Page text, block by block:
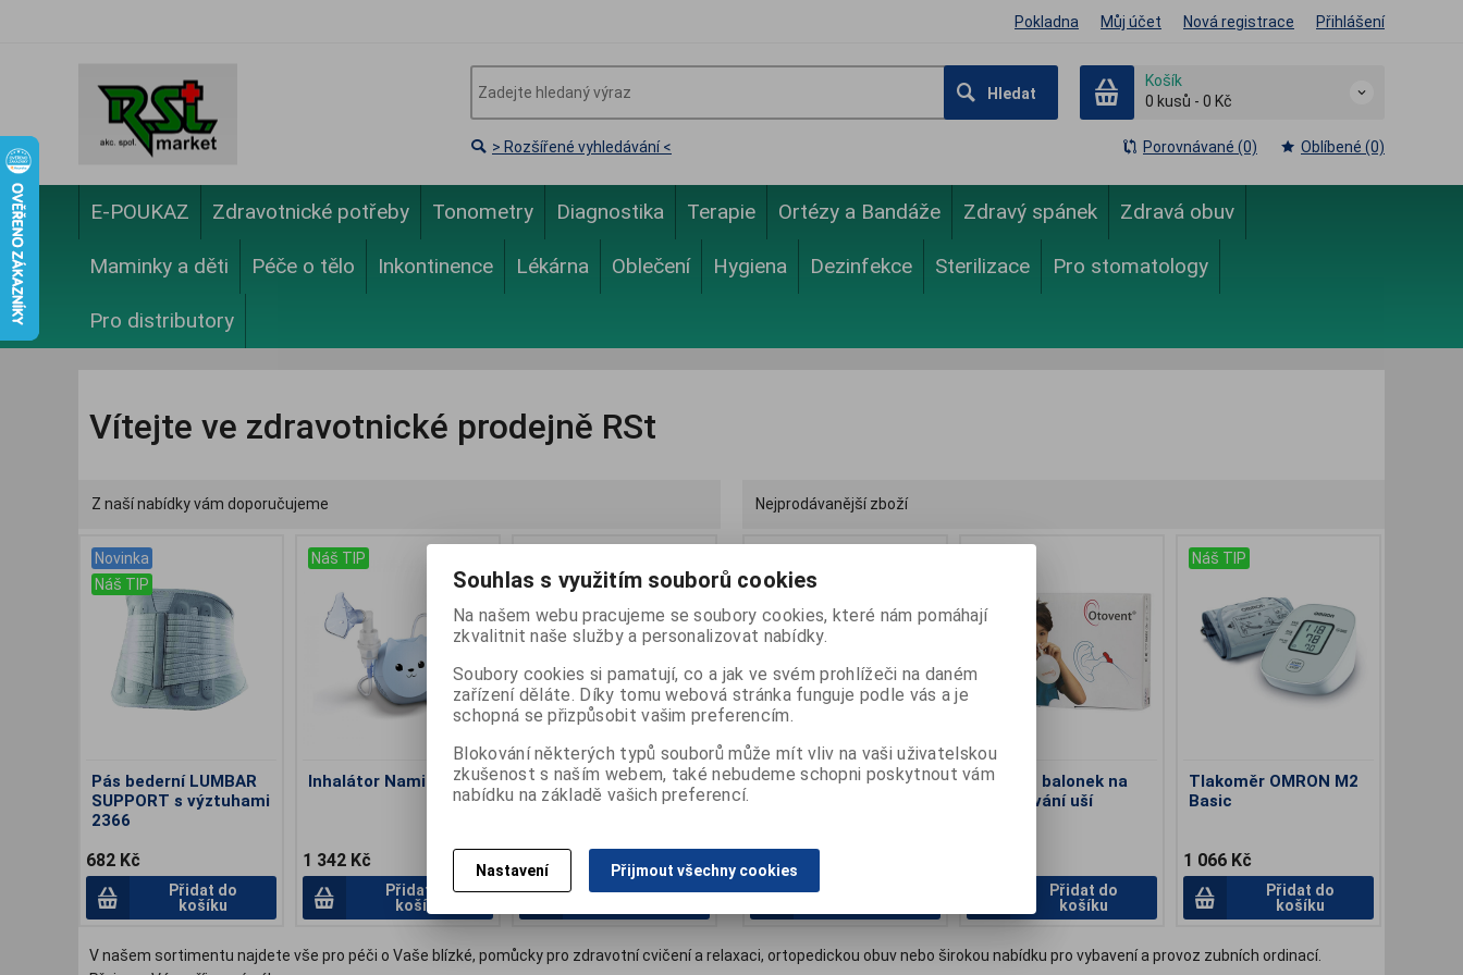
Pokladna Můj účet Nová registrace Přihlášení
Hledat
Košík
0 kusů - 0 Kč
> Rozšířené vyhledávání < Porovnávané (0) Oblíbené (0)
E-POUKAZ Zdravotnické potřeby Tonometry Diagnostika Terapie Ortézy a Bandáže Zdravý spánek Zdravá obuv
Maminky a děti Péče o tělo Inkontinence Lékárna Oblečení Hygiena Dezinfekce Sterilizace Pro stomatology
Pro distributory
Vítejte ve zdravotnické prodejně RSt
Z naší nabídky vám doporučujeme
Novinka
Náš TIP
Pás bederní LUMBAR
SUPPORT s výztuhami
2366
682 Kč
Přidat do
košíku
Náš TIP
Inhalátor Nami CAT
1 342 Kč
Přidat do
košíku
Náš TIP
Chodítko čtyřkolové
skládací 101
3 408 Kč
Přidat do
Nejprodávanější zboží
Parafínová lázeň BC
3 690 Kč
Otovent balonek na
profukování uší
Přidat do
košíku
Náš TIP
Tlakoměr OMRON M2
Basic
1 066 Kč
Přidat do
košíku
V našem sortimentu najdete vše pro péči o Vaše blízké, pomůcky pro zdravotní cvičení a relaxaci, ortopedickou obuv nebo širokou nabídku pro vybavení a provoz zubních ordinací.
Souhlas s využitím souborů cookies
Na našem webu pracujeme se soubory cookies, které nám pomáhají
zkvalitnit naše služby a personalizovat nabídky.
Soubory cookies si pamatují, co a jak ve svém prohlížeči na daném
zařízení děláte. Díky tomu webová stránka funguje podle vás a je
schopná se přizpůsobit vašim preferencím.
Blokování některých typů souborů může mít vliv na vaši uživatelskou
zkušenost s naším webem, také nebudeme schopni poskytnout vám
nabídku na základě vašich preferencí.
Nastavení Přijmout všechny cookies